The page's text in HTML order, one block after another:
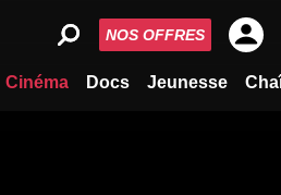
Cinéma Docs Jeunesse
NOS OFFRES